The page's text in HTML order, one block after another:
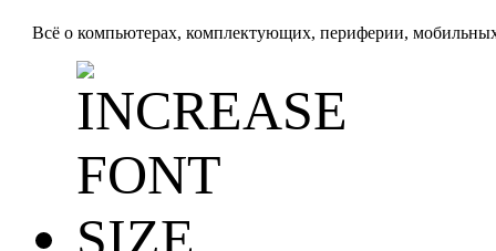
Всё о компьютерах, комплектующих, периферии, мобильных